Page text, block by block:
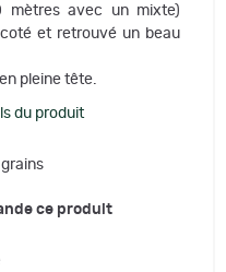
avec un mixte)
et retrouvé un beau
pleine tête.
du produit
ce produit